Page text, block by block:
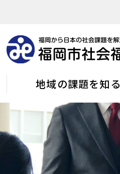
地域の課題を知る